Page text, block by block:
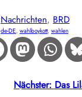
Nachrichten, BRD
de-DE, wahlboykott, wahlen
Nächster: Das